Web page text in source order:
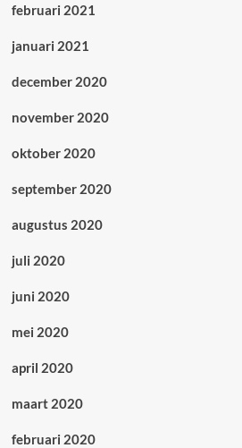
februari 2021
januari 2021
december 2020
november 2020
oktober 2020
september 2020
augustus 2020
juli 2020
juni 2020
mei 2020
april 2020
maart 2020
februari 2020